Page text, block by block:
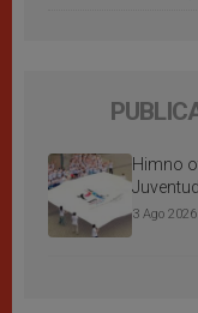
Himno
3 Ago 2026